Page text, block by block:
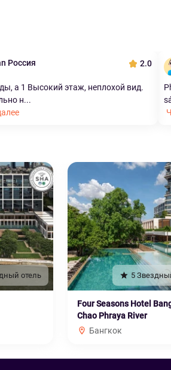
Россия 2.0
а 1 Высокий этаж, неплохой вид.
н...
отель 5
Four Seasons Hotel
Chao Phraya River
Бангкок